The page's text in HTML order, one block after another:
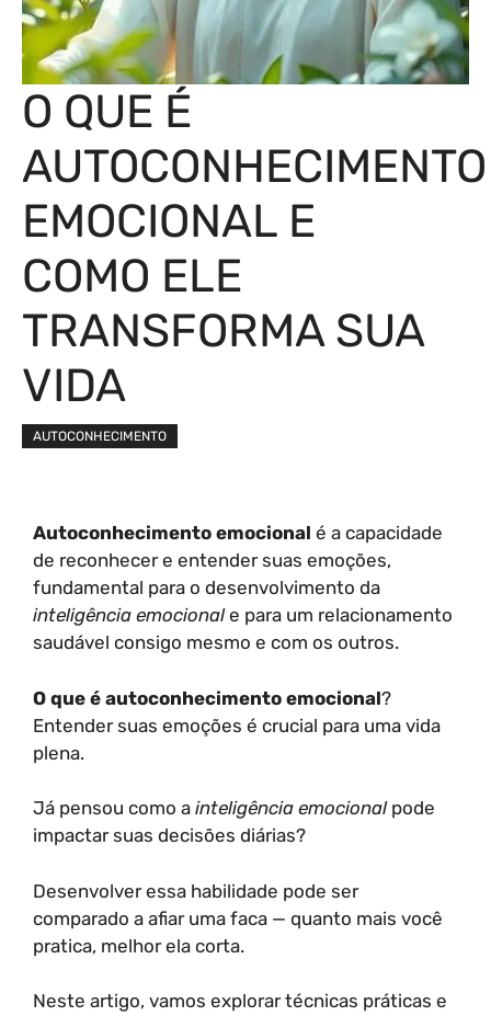
O QUE É
AUTOCONHECIMENTO
EMOCIONAL E
COMO ELE
TRANSFORMA SUA
VIDA
AUTOCONHECIMENTO
Autoconhecimento emocional é a capacidade
de reconhecer e entender suas emoções,
fundamental para o desenvolvimento da
inteligência emocionale para um relacionamento
saudável consigo mesmo e com os outros.
O que é autoconhecimento emocional?
Entender suas emoções é crucial para uma vida
plena.
Já pensou como a inteligência emocionalpode
impactar suas decisões diárias?
Desenvolver essa habilidade pode ser
comparado a afiar uma faca — quanto mais você
pratica, melhor ela corta.
Neste artigo, vamos explorar técnicas práticas e